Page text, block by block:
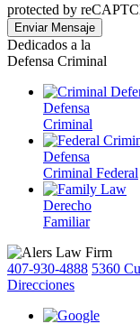
protected by
Dedicados a la
Defensa Criminal
Defensa
Criminal
Defensa
Criminal Federal
Derecho
Familiar
407-930-4888 5360
Direcciones